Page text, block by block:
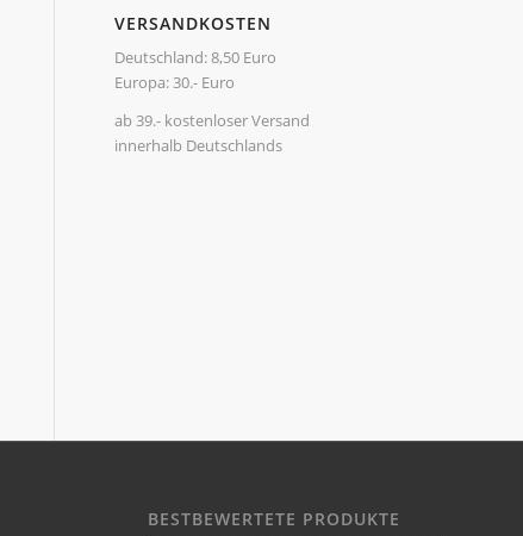
VERSANDKOSTEN
Deutschland: 8,50 Euro
Europa: 30.- Euro
ab 39.- kostenloser Versand
innerhalb Deutschlands
BESTBEWERTETE PRODUKTE